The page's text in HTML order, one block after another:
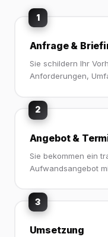
1
Anfrage &
Sie schildern Ihr
Anforderungen,
2
Angebot &
Sie bekommen ein
Aufwandsangebot
3
Umsetzung